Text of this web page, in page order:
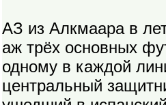
АЗ из Алкмаара в
аж трёх основных
одному в каждой
центральный